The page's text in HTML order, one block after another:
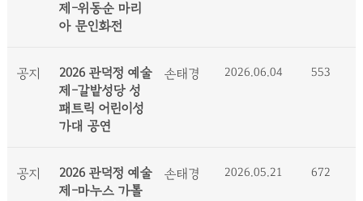
제-위동순 마리
아 문인화전
공지
2026 관덕정 예술
제-갈밭성당 성
패트릭 어린이성
가대 공연
손태경 2026.06.04 553
공지
2026 관덕정 예술
제-마누스 가톨
손태경 2026.05.21 672